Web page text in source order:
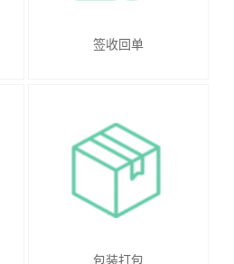
签收回单
包装打包